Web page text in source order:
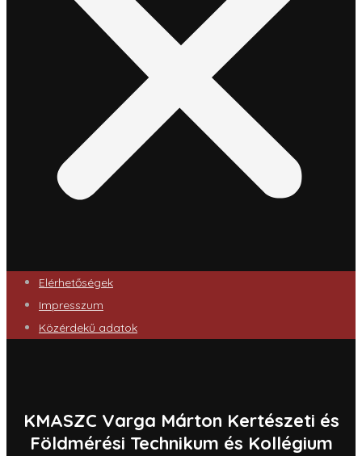
Elérhetőségek
Impresszum
Közérdekű adatok
KMASZC Varga Márton Kertészeti és
Földmérési Technikum és Kollégium